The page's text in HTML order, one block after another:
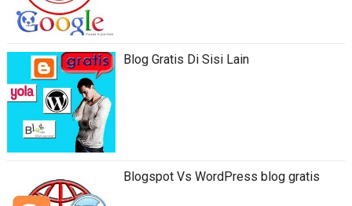
Blog Gratis Di Sisi Lain
Blogspot Vs WordPress blog gratis